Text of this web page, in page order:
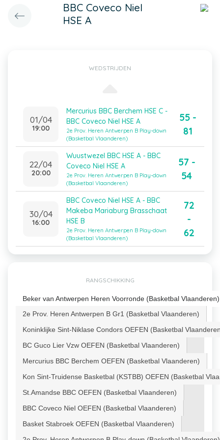
BBC Coveco Niel
HSE A
WEDSTRIJDEN
01/04
19:00
Mercurius BBC Berchem HSE C -
BBC Coveco Niel HSE A
2e Prov. Heren Antwerpen B Play-down
(Basketbal Vlaanderen)
55 -
81
22/04
20:00
Wuustwezel BBC HSE A - BBC
Coveco Niel HSE A
2e Prov. Heren Antwerpen B Play-down
(Basketbal Vlaanderen)
57 -
54
30/04
16:00
BBC Coveco Niel HSE A - BBC
Makeba Mariaburg Brasschaat
HSE B
2e Prov. Heren Antwerpen B Play-down
(Basketbal Vlaanderen)
72
-
62
RANGSCHIKKING
Beker van Antwerpen Heren Voorronde (Basketbal Vlaanderen)
2e Prov. Heren Antwerpen B Gr1 (Basketbal Vlaanderen)
Koninklijke Sint-Niklase Condors OEFEN (Basketbal
BC Guco Lier Vzw OEFEN (Basketbal Vlaanderen)
Mercurius BBC Berchem OEFEN (Basketbal Vlaanderen)
Kon Sint-Truidense Basketbal (KSTBB) OEFEN (Basketbal
St.Amandse BBC OEFEN (Basketbal Vlaanderen)
BBC Coveco Niel OEFEN (Basketbal Vlaanderen)
Basket Stabroek OEFEN (Basketbal Vlaanderen)